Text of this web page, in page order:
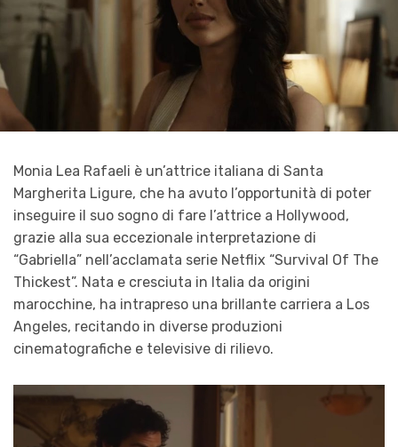
Monia Lea Rafaeli è un’attrice italiana di Santa
Margherita Ligure, che ha avuto l’opportunità di poter
inseguire il suo sogno di fare l’attrice a Hollywood,
grazie alla sua eccezionale interpretazione di
“Gabriella” nell’acclamata serie Netflix “Survival Of The
Thickest”. Nata e cresciuta in Italia da origini
marocchine, ha intrapreso una brillante carriera a Los
Angeles, recitando in diverse produzioni
cinematografiche e televisive di rilievo.